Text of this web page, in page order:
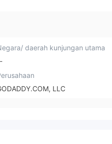
daerah kunjungan utama
LLC